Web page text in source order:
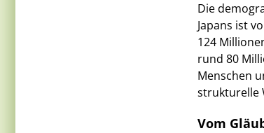
Die
Japans ist
124
rund 80
Menschen
strukturelle
Vom